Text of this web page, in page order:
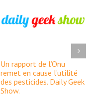
Un rapport de l’Onu
remet en cause l’utilité
des pesticides. Daily Geek
Show.